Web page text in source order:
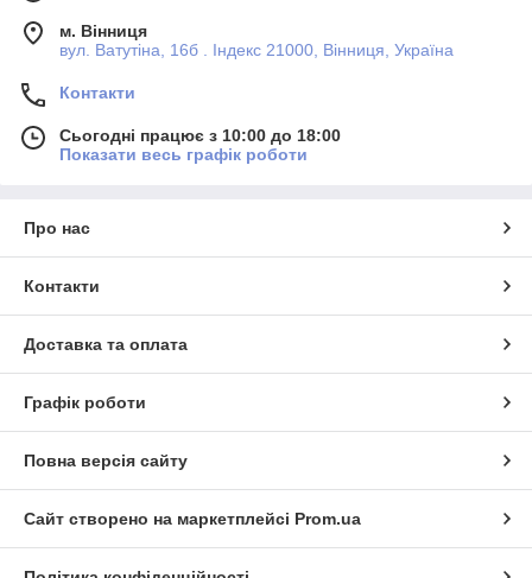
м. Вінниця
вул. Ватутіна, 16б . Індекс 21000, Вінниця, Україна
Контакти
Сьогодні працює з 10:00 до 18:00
Показати весь графік роботи
Про нас
Контакти
Доставка та оплата
Графік роботи
Повна версія сайту
Сайт створено на маркетплейсі Prom.ua